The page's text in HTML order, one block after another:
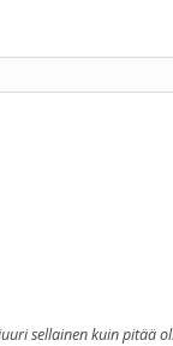
sellainen kuin pitää